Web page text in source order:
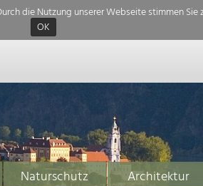
die Nutzung unserer Webseite stimmen
OK
Naturschutz Architektur